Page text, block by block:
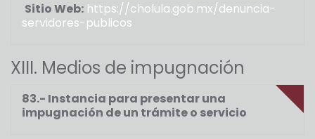
Sitio Web: https://cholula.gob.mx/denuncia-
servidores-publicos
XIII. Medios de impugnación
83.- Instancia para presentar una
impugnación de un trámite o servicio